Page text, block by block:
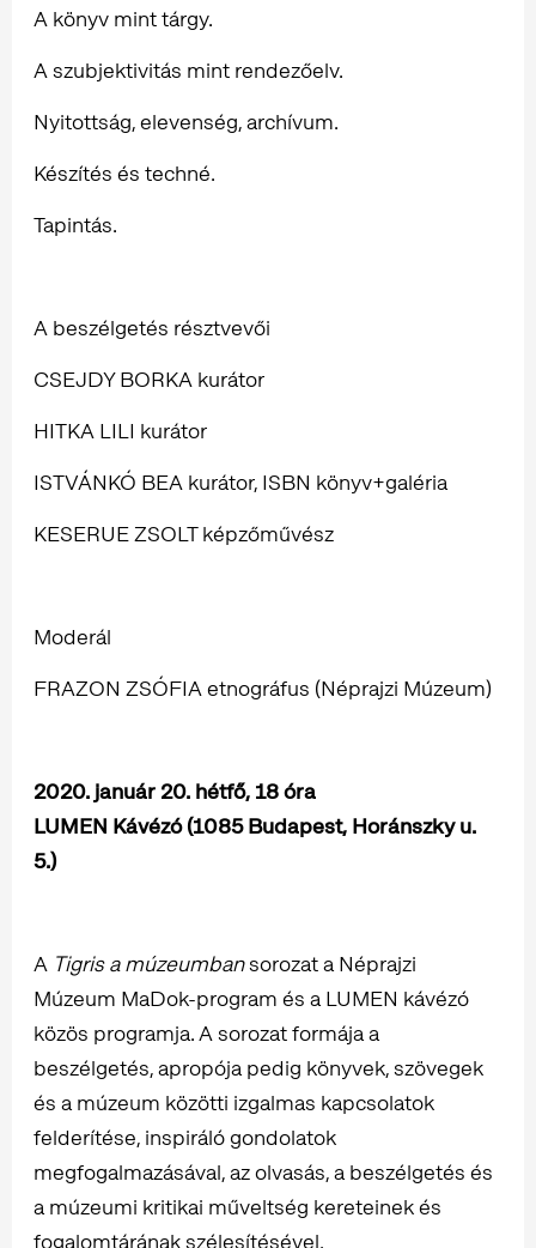
A könyv mint tárgy.
A szubjektivitás mint rendezőelv.
Nyitottság, elevenség, archívum.
Készítés és techné.
Tapintás.
A beszélgetés résztvevői
CSEJDY BORKA kurátor
HITKA LILI kurátor
ISTVÁNKÓ BEA kurátor, ISBN könyv+galéria
KESERUE ZSOLT képzőművész
Moderál
FRAZON ZSÓFIA etnográfus (Néprajzi Múzeum)
2020. január 20. hétfő, 18 óra
LUMEN Kávézó (1085 Budapest, Horánszky u.
5.)
A Tigris a múzeumbansorozat a Néprajzi
Múzeum MaDok-program és a LUMEN kávézó
közös programja. A sorozat formája a
beszélgetés, apropója pedig könyvek, szövegek
és a múzeum közötti izgalmas kapcsolatok
felderítése, inspiráló gondolatok
megfogalmazásával, az olvasás, a beszélgetés és
a múzeumi kritikai műveltség kereteinek és
fogalomtárának szélesítésével.